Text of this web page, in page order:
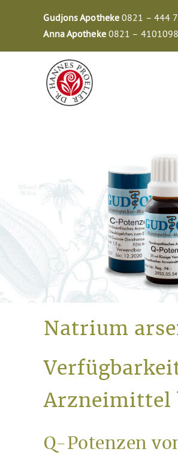
Gudjons Apotheke 0821 – 444
Anna Apotheke0821 –
Natrium
Arzneimittel
Q-Potenzen